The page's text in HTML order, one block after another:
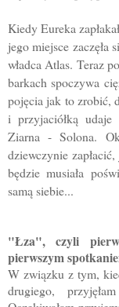
Kiedy Eureka
jego miejsce
władca Atlas. Teraz
barkach spoczywa
pojęcia jak to zrobić,
i przyjaciółką udaje
Ziarna - Solona.
dziewczynie
będzie musiała
samą siebie...
"Łza", czyli
pierwszym
W związku z tym,
drugiego,